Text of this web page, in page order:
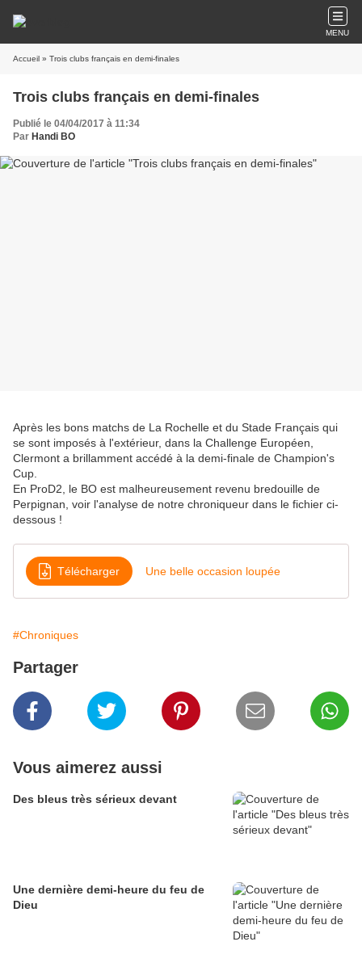
MENU
Accueil » Trois clubs français en demi-finales
Trois clubs français en demi-finales
Publié le 04/04/2017 à 11:34
Par Handi BO
Après les bons matchs de La Rochelle et du Stade Français qui
se sont imposés à l'extérieur, dans la Challenge Européen,
Clermont a brillamment accédé à la demi-finale de Champion's
Cup.
En ProD2, le BO est malheureusement revenu bredouille de
Perpignan, voir l'analyse de notre chroniqueur dans le fichier ci-
dessous !
Télécharger Une belle occasion loupée
#Chroniques
Partager
Vous aimerez aussi
Des bleus très sérieux devant
Une dernière demi-heure du feu de
Dieu